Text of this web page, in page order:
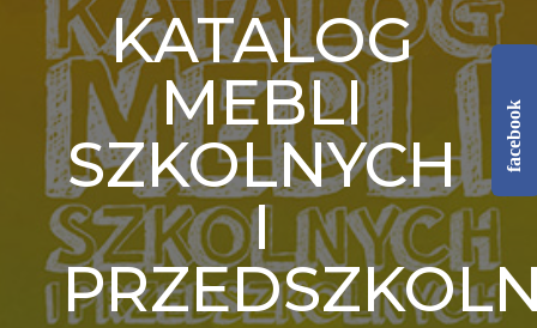
facebook
KATALOG
MEBLI
SZKOLNYCH
I